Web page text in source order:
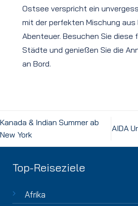
Ostsee verspricht ein
mit der perfekten Mischung aus
Abenteuer. Besuchen Sie diese
Städte und genießen Sie die
an Bord.
Kanada & Indian Summer ab
New York
AIDA
Top-Reiseziele
Afrika